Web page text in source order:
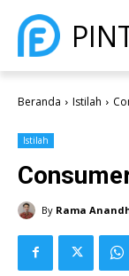
Beranda Istilah
Istilah
By Rama